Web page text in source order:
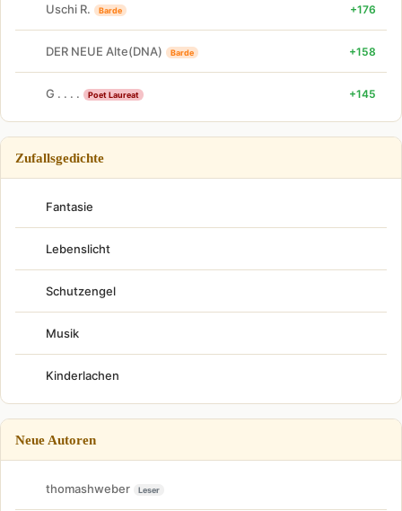
Uschi R. Barde +176
DER NEUE Alte(DNA) Barde +158
G . . . . Poet Laureat +145
Zufallsgedichte
Fantasie
Lebenslicht
Schutzengel
Musik
Kinderlachen
Neue Autoren
thomashweber Leser